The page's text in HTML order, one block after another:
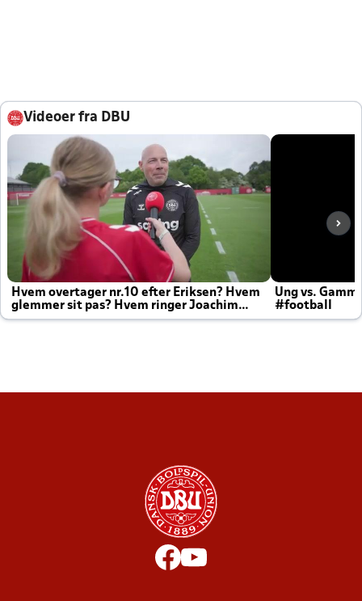
Videoer fra DBU
Hvem overtager nr.10 efter Eriksen? Hvem
glemmer sit pas? Hvem ringer Joachim
altid til efter kampe?
Ung vs.
#football